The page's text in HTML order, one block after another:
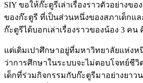
SIY ขอให้ก๊ะตูรีเล่าเรื่องราวตัวอย่างข
ของก๊ะตูรี ที่เป็นส่วนหนึ่งของสภาเด็กแ
ก๊ะตูรีได้บอกเล่าเรื่องราวของน้อง 3 คน
แต่เดิมเปาศึกษาอยู่ที่มหาวิทยาลัยแห่ง
ว่าการศึกษาในระบบจะไม่ตอบโจทย์ชีวิ
เด็กที่ร่วมกิจกรรมกับก๊ะตูรีมาอย่างยาว